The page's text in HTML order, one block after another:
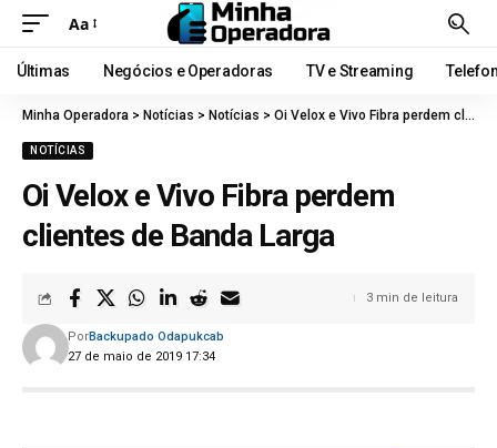
Aa
Últimas Negócios e Operadoras TV e Streaming
Minha Operadora > Notícias > Notícias > Oi Velox e Vivo Fibra perdem clientes de Banda Larga
NOTÍCIAS
Oi Velox e Vivo Fibra perdem
clientes de Banda Larga
27 de maio de 2019 17:34
PorBackupado Odapukcab
3 min de leitura